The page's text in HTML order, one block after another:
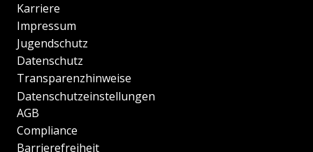
Karriere
Impressum
Jugendschutz
Datenschutz
Transparenzhinweise
Datenschutzeinstellungen
AGB
Compliance
Barrierefreiheit